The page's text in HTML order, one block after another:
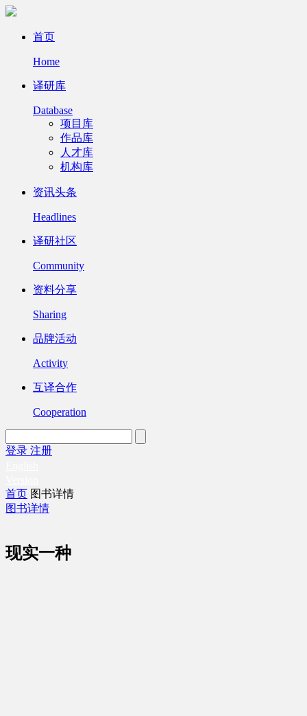
首页
Home
译研库
Database
项目库
作品库
人才库
机构库
资讯头条
Headlines
译研社区
Community
资料分享
Sharing
品牌活动
Activity
互译合作
Cooperation
登录 注册
首页 图书详情
图书详情
现实一种